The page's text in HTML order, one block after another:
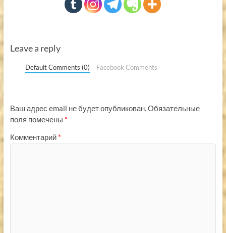
Leave a reply
Default Comments (0) Facebook Comments
Ваш адрес email не будет опубликован.Обязательные
поля помечены *
Комментарий *